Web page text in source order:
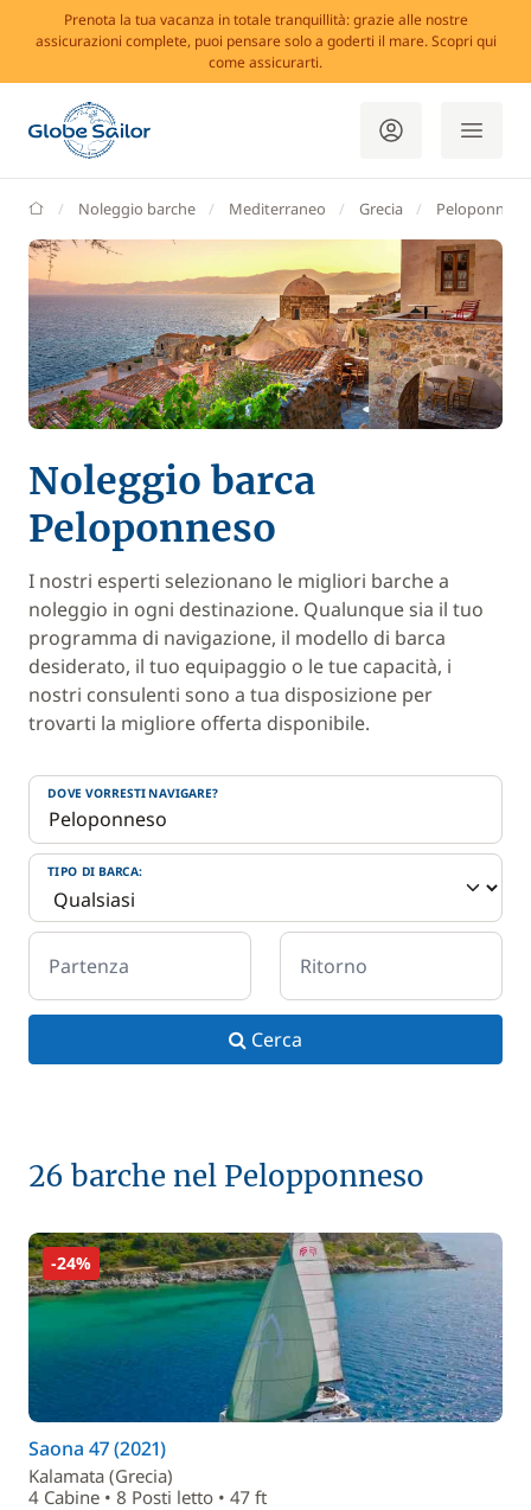
Prenota la tua vacanza in totale tranquillità: grazie alle nostre
assicurazioni complete, puoi pensare solo a goderti il mare. Scopri qui
come assicurarti.
GlobeSailor
Noleggio barche Mediterraneo Grecia Peloponneso
Noleggio barca
Peloponneso
I nostri esperti selezionano le migliori barche a
noleggio in ogni destinazione. Qualunque sia il tuo
programma di navigazione, il modello di barca
desiderato, il tuo equipaggio o le tue capacità, i
nostri consulenti sono a tua disposizione per
trovarti la migliore offerta disponibile.
DOVE VORRESTI NAVIGARE?
TIPO DI BARCA:
Partenza Ritorno
Cerca
26 barche nel Pelopponneso
-24%
Saona 47 (2021)
Kalamata (Grecia)
4 Cabine • 8 Posti letto • 47 ft